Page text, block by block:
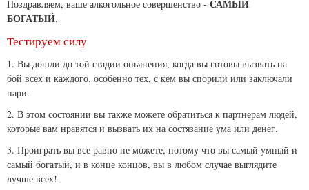
Поздравляем, ваше алкогольное совершенство - САМЫЙ
БОГАТЫЙ.
Тестируем силу
1. Вы дошли до той стадии опьянения, когда вы готовы вызвать на
бой всех и каждого. особенно тех, с кем вы спорили или заключали
пари.
2. В этом состоянии вы также можете обратиться к партнерам людей,
которые вам нравятся и вызвать их на состязание ума или денег.
3. Проиграть вы все равно не можете, потому что вы самый умный и
самый богатый, и в конце концов, вы в любом случае выглядите
лучше всех!